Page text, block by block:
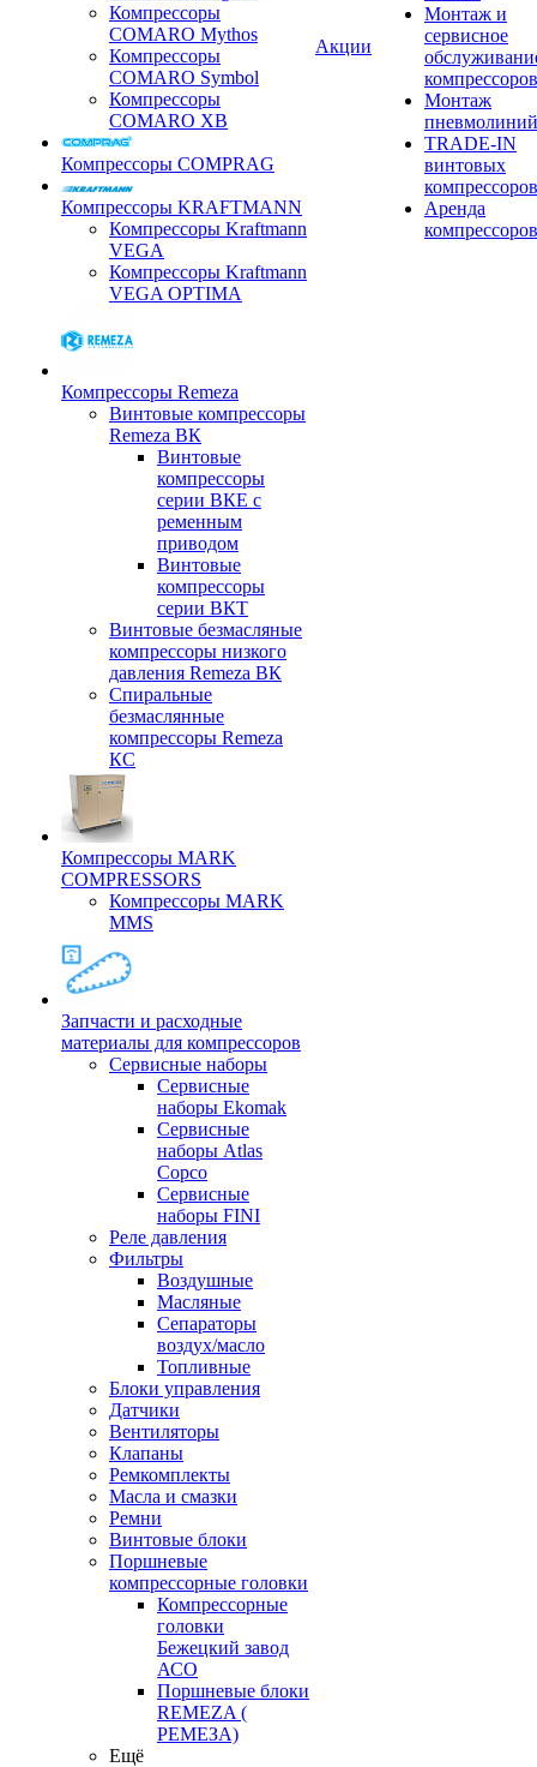
Компрессоры
COMARO Mythos
Компрессоры
COMARO Symbol
Компрессоры
COMARO XB
Компрессоры COMPRAG
Компрессоры KRAFTMANN
Компрессоры Kraftmann
VEGA
Компрессоры Kraftmann
VEGA OPTIMA
Компрессоры Remeza
Винтовые компрессоры
Remeza ВК
Винтовые
компрессоры
серии ВКЕ с
ременным
приводом
Винтовые
компрессоры
серии ВКТ
Винтовые безмасляные
компрессоры низкого
давления Remeza ВК
Спиральные
безмаслянные
компрессоры Remeza
КС
Компрессоры MARK
COMPRESSORS
Компрессоры MARK
MMS
Запчасти и расходные
материалы для компрессоров
Cервисные наборы
Сервисные
наборы Ekomak
Cервисные
наборы Atlas
Copco
Сервисные
наборы FINI
Реле давления
Фильтры
Воздушные
Масляные
Сепараторы
воздух/масло
Топливные
Блоки управления
Датчики
Вентиляторы
Клапаны
Ремкомплекты
Масла и смазки
Ремни
Винтовые блоки
Поршневые
компрессорные головки
Компрессорные
головки
Бежецкий завод
АСО
Поршневые блоки
REMEZA (
РЕМЕЗА)
Ещё
Акции
Монтаж и
сервисное
компрессоров
Монтаж
пневмолиний
TRADE-IN
винтовых
компрессоров
Аренда
компрессоров